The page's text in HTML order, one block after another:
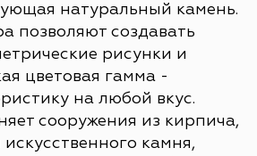
натуральный камень.
позволяют создавать
рисунки и
цветовая гамма -
на любой вкус.
сооружения из кирпича,
камня,